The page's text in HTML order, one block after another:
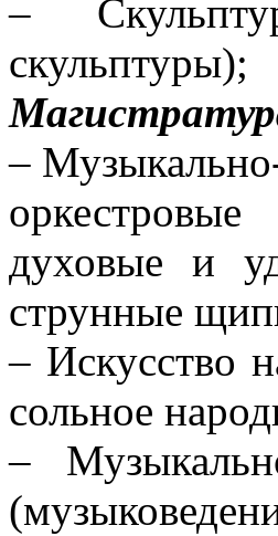
–
скульптуры);
–
духовые и
струнные
– Искусство
сольное
–